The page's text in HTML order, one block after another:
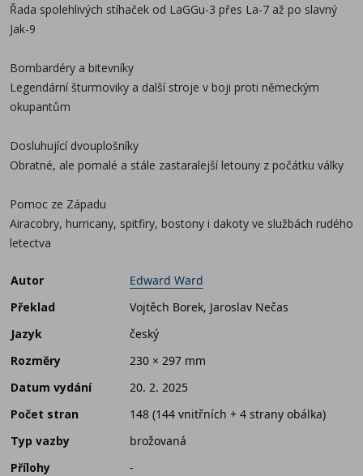
Řada spolehlivých stíhaček od LaGGu-3 přes La-7 až po slavný
Jak-9
Bombardéry a bitevníky
Legendární šturmoviky a další stroje v boji proti německým
okupantům
Dosluhující dvouplošníky
Obratné, ale pomalé a stále zastaralejší letouny z počátku války
Pomoc ze Západu
Airacobry, hurricany, spitfiry, bostony i dakoty ve službách rudého
letectva
Autor
Edward Ward
Překlad
Vojtěch Borek, Jaroslav Nečas
Jazyk
český
Rozměry
230 × 297 mm
Datum vydání
20. 2. 2025
Počet stran
148 (144 vnitřních + 4 strany obálka)
Typ vazby
brožovaná
Přílohy
-